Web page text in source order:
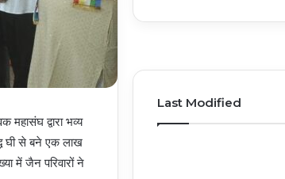
द्वारा भव्य
घी से बने एक लाख
में जैन परिवारों ने
Last Modified